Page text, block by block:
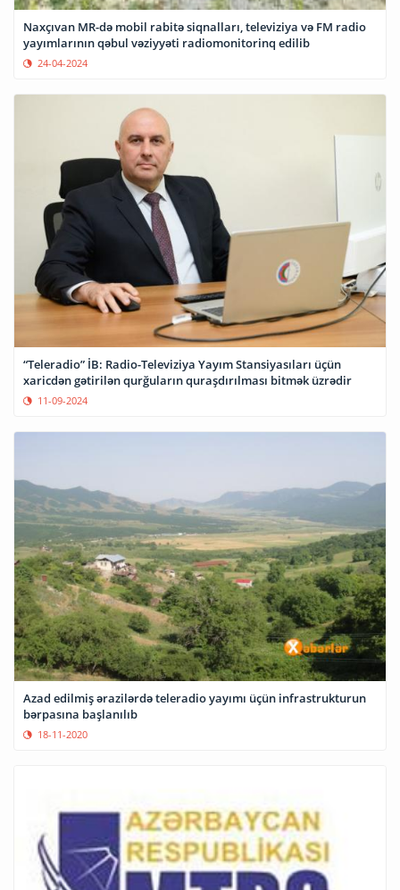
Naxçıvan MR-də mobil rabitə siqnalları, televiziya və FM radio
yayımlarının qəbul vəziyyəti radiomonitorinq edilib
24-04-2024
“Teleradio” İB: Radio-Televiziya Yayım Stansiyasıları üçün
xaricdən gətirilən qurğuların quraşdırılması bitmək üzrədir
11-09-2024
Azad edilmiş ərazilərdə teleradio yayımı üçün infrastrukturun
bərpasına başlanılıb
18-11-2020